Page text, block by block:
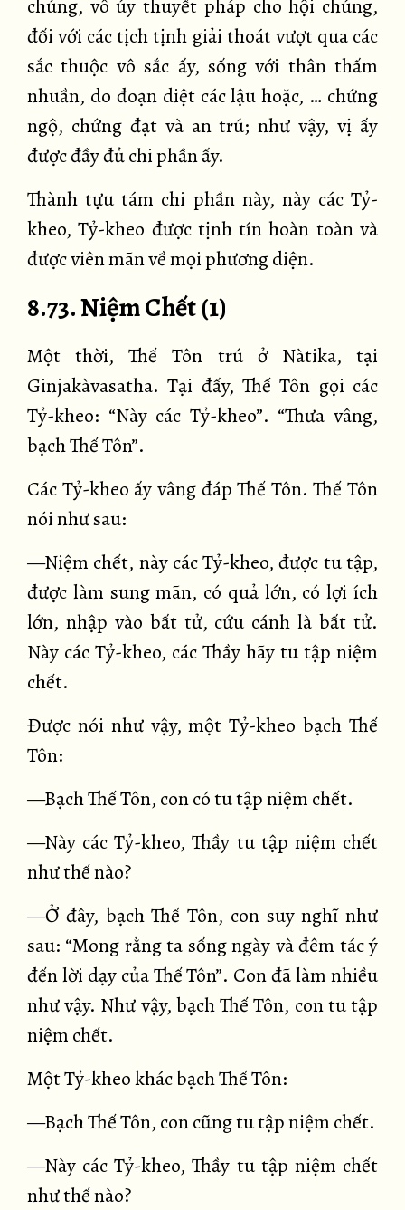
chúng, vô úy thuyết pháp cho hội chúng,
đối với các tịch tịnh giải thoát vượt qua các
sắc thuộc vô sắc ấy, sống với thân thấm
nhuần, do đoạn diệt các lậu hoặc, … chứng
ngộ, chứng đạt và an trú; như vậy, vị ấy
được đầy đủ chi phần ấy.
Thành tựu tám chi phần này, này các Tỷ-
kheo, Tỷ-kheo được tịnh tín hoàn toàn và
được viên mãn về mọi phương diện.
8.73. Niệm Chết (1)
Một thời, Thế Tôn trú ở Nàtika, tại
Ginjakàvasatha. Tại đấy, Thế Tôn gọi các
Tỷ-kheo: “Này các Tỷ-kheo”. “Thưa vâng,
bạch Thế Tôn”.
Các Tỷ-kheo ấy vâng đáp Thế Tôn. Thế Tôn
nói như sau:
—Niệm chết, này các Tỷ-kheo, được tu tập,
được làm sung mãn, có quả lớn, có lợi ích
lớn, nhập vào bất tử, cứu cánh là bất tử.
Này các Tỷ-kheo, các Thầy hãy tu tập niệm
chết.
Được nói như vậy, một Tỷ-kheo bạch Thế
Tôn:
—Bạch Thế Tôn, con có tu tập niệm chết.
—Này các Tỷ-kheo, Thầy tu tập niệm chết
như thế nào?
—Ở đây, bạch Thế Tôn, con suy nghĩ như
sau: “Mong rằng ta sống ngày và đêm tác ý
đến lời dạy của Thế Tôn”. Con đã làm nhiều
như vậy. Như vậy, bạch Thế Tôn, con tu tập
niệm chết.
Một Tỷ-kheo khác bạch Thế Tôn:
—Bạch Thế Tôn, con cũng tu tập niệm chết.
—Này các Tỷ-kheo, Thầy tu tập niệm chết
như thế nào?